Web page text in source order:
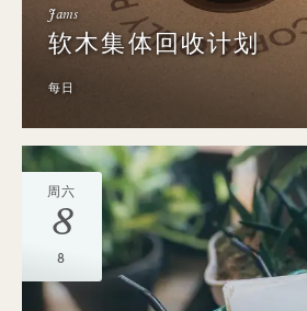
Jams
软木集体回收计划
每日
周六
8
8